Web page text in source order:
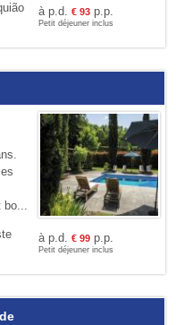
à p.d. € 93p.p.
Petit déjeuner inclus
bo...
à p.d. € 99p.p.
Petit déjeuner inclus